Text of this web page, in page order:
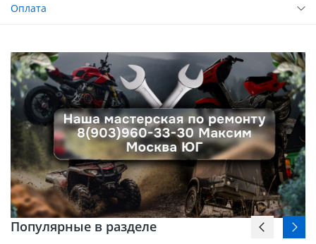
Оплата
Популярные в разделе